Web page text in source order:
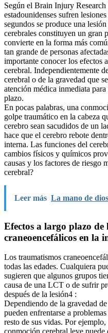
Según el Brain Injury
estadounidenses sufren
segundos se produce una
cerebrales constituyen un gran
convierte en la forma más
tan grande de personas
importante conocer los efectos
cerebral. Independientemente
cerebral o de la gravedad que
atención médica inmediata
plazo.
En pocas palabras, una
golpe traumático en la cabeza
cerebro sean sacudidos de un
hace que el cerebro rebote
interna. Las funciones del
cambios físicos y químicos
causas y los factores de riesgo
cerebral?
Leer más La mano de
Efectos a largo plazo
craneoencefálicos en la
Los traumatismos
todas las edades. Cualquiera
sugieren que algunos grupos
causa de una LCT o de sufrir
después de la lesión4 :
Dependiendo de la gravedad
pueden enfrentarse a
resto de sus vidas. Por